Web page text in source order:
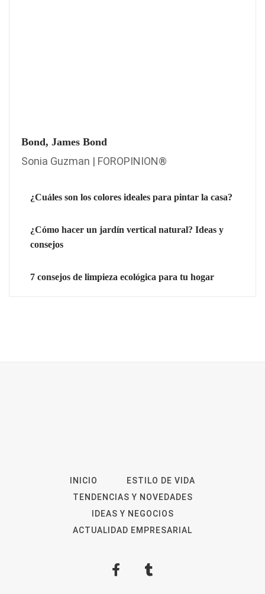
Bond, James Bond
Sonia Guzman | FOROPINION®
¿Cuáles son los colores ideales para pintar la casa?
¿Cómo hacer un jardín vertical natural? Ideas y
consejos
7 consejos de limpieza ecológica para tu hogar
INICIO
ESTILO DE VIDA
TENDENCIAS Y NOVEDADES
IDEAS Y NEGOCIOS
ACTUALIDAD EMPRESARIAL